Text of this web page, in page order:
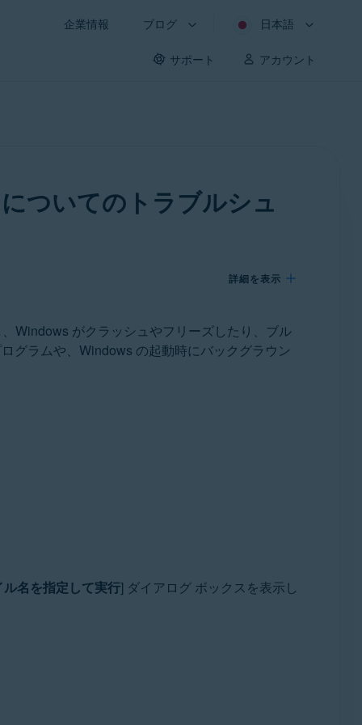
企業情報 ブログ 日本語
サポート アカウント
ついてのトラブルシュ
詳細を表示
Update、32 / 64 ビット
Windows がクラッシュやフリーズしたり、ブル
グラムや、Windows の起動時にバックグラウン
ル名を指定して実行] ダイアログ ボックスを表示し